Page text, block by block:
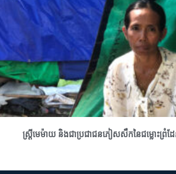
ស្រ្តីមេម៉ាយ និងជាប្រជាជនភៀសសឹកនៃជម្លោះព្រំដែ